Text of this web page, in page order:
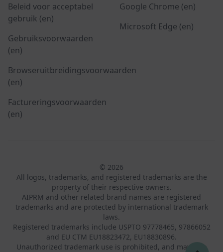
Beleid voor acceptabel
gebruik (en)
Gebruiksvoorwaarden
(en)
Browseruitbreidingsvoorwaarden
(en)
Factureringsvoorwaarden
(en)
Google Chrome (en)
Microsoft Edge (en)
© 2026
All logos, trademarks, and registered trademarks are the
property of their respective owners.
AIPRM and other related brand names are registered
trademarks and are protected by international trademark
laws.
Registered trademarks include USPTO 97778465, 97866052
and EU CTM EU18823472, EU18830896.
Unauthorized trademark use is prohibited, and may be a